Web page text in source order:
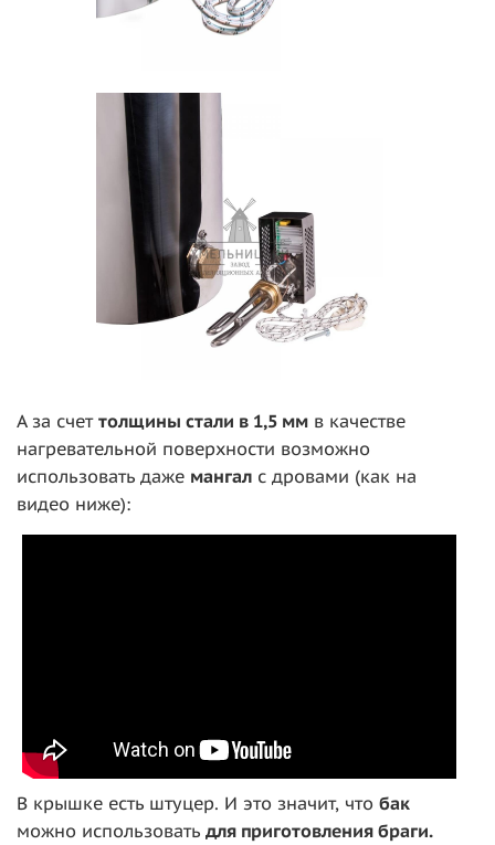
А за счет толщины стали в 1,5 мм в качестве
нагревательной поверхности возможно
использовать даже мангал с дровами (как на
видео ниже):
В крышке есть штуцер. И это значит, что бак
можно использовать для приготовления браги.